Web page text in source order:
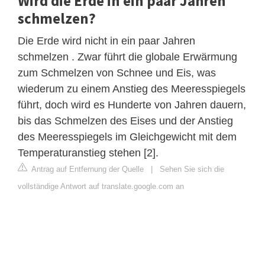
schmelzen?
Die Erde wird nicht in ein paar Jahren
schmelzen . Zwar führt die globale Erwärmung
zum Schmelzen von Schnee und Eis, was
wiederum zu einem Anstieg des Meeresspiegels
führt, doch wird es Hunderte von Jahren dauern,
bis das Schmelzen des Eises und der Anstieg
des Meeresspiegels im Gleichgewicht mit dem
Temperaturanstieg stehen [2].
Antrag auf Entfernung der Quelle | Sehen Sie sich die
vollständige Antwort auf translate.google.com an